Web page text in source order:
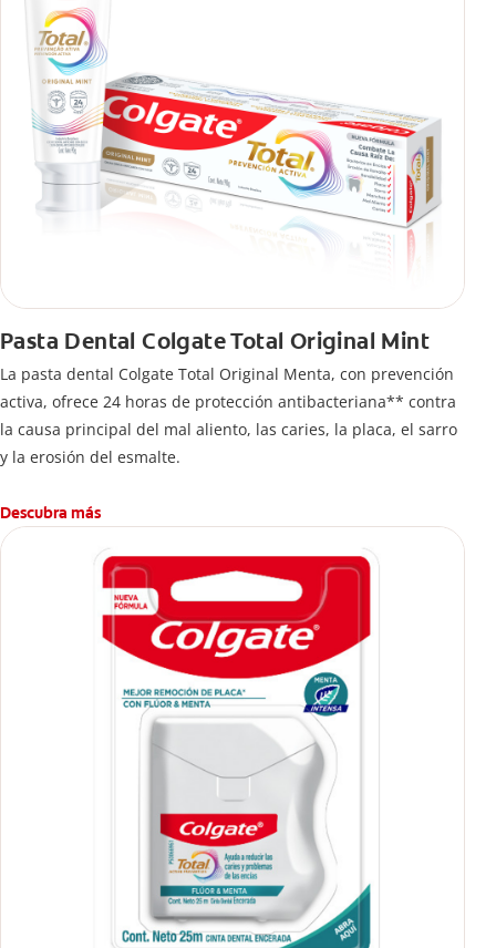
Pasta Dental Colgate Total Original Mint
La pasta dental Colgate Total Original Menta, con prevención
activa, ofrece 24 horas de protección antibacteriana** contra
la causa principal del mal aliento, las caries, la placa, el sarro
y la erosión del esmalte.
Descubra más